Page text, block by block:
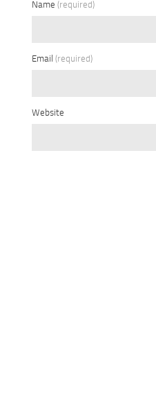
Name (required)
Email (required)
Website